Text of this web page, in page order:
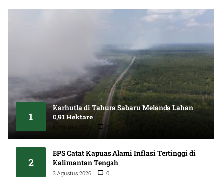
1
Karhutla di Tahura Sabaru Melanda Lahan
0,91 Hektare
8 Agustus 2026 0
2
BPS Catat Kapuas Alami Inflasi Tertinggi di
Kalimantan Tengah
3 Agustus 2026 0